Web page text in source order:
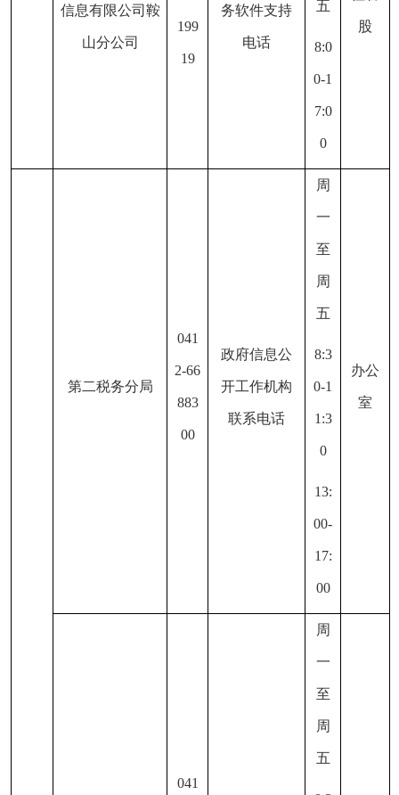
信息有限公司鞍
山分公司
199
19
务软件支持
电话
五
8:0
0-1
7:0
0
股
第二税务分局
041
2-66
883
00
政府信息公
开工作机构
联系电话
周
一
至
周
五
8:3
0-1
1:3
0
13:
00-
17:
00
办公
室
041
周
一
至
周
五